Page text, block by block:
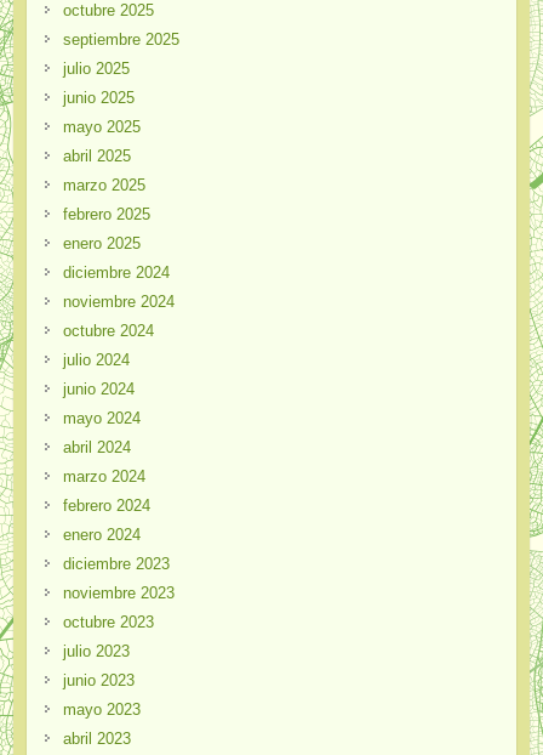
octubre 2025
septiembre 2025
julio 2025
junio 2025
mayo 2025
abril 2025
marzo 2025
febrero 2025
enero 2025
diciembre 2024
noviembre 2024
octubre 2024
julio 2024
junio 2024
mayo 2024
abril 2024
marzo 2024
febrero 2024
enero 2024
diciembre 2023
noviembre 2023
octubre 2023
julio 2023
junio 2023
mayo 2023
abril 2023